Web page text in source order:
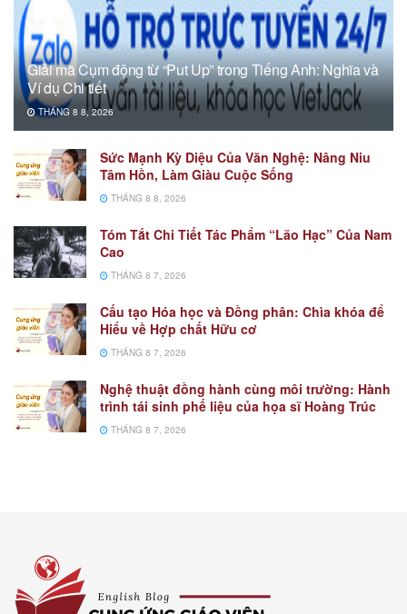
Giải mã Cụm động từ “Put Up” trong Tiếng Anh: Nghĩa và
Ví dụ Chi tiết
THÁNG 8 8, 2026
Sức Mạnh Kỳ Diệu Của Văn Nghệ: Nâng Niu
Tâm Hồn, Làm Giàu Cuộc Sống
THÁNG 8 8, 2026
Tóm Tắt Chi Tiết Tác Phẩm “Lão Hạc” Của Nam
Cao
THÁNG 8 7, 2026
Cấu tạo Hóa học và Đồng phân: Chìa khóa để
Hiểu về Hợp chất Hữu cơ
THÁNG 8 7, 2026
Nghệ thuật đồng hành cùng môi trường: Hành
trình tái sinh phế liệu của họa sĩ Hoàng Trúc
THÁNG 8 7, 2026